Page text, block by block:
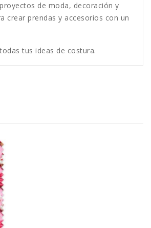
de moda, decoración y
crear prendas y accesorios con un
tus ideas de costura.